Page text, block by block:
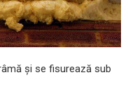
și se fisurează sub